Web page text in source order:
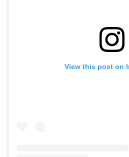
View this post on